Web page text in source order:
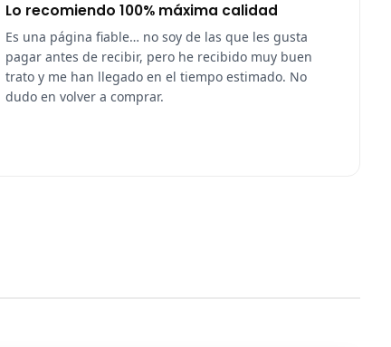
Lo recomiendo 100% máxima calidad
Es una página fiable… no soy de las que les gusta
pagar antes de recibir, pero he recibido muy buen
trato y me han llegado en el tiempo estimado. No
dudo en volver a comprar.